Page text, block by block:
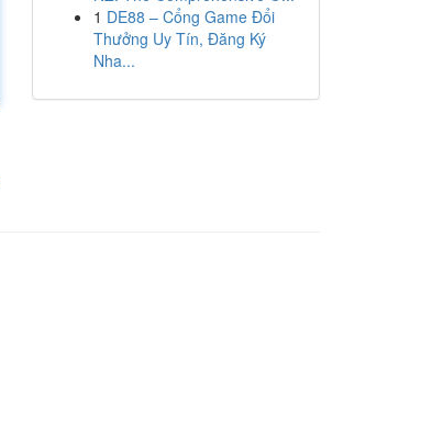
1 DE88 – Cổng Game Đổi
Thưởng Uy Tín, Đăng Ký
Nha...